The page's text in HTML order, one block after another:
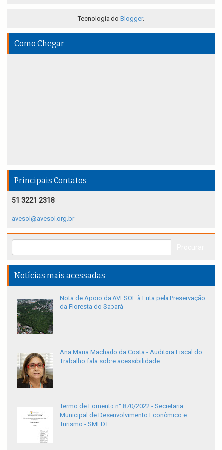
Tecnologia do Blogger.
Como Chegar
Principais Contatos
51 3221 2318
avesol@avesol.org.br
Notícias mais acessadas
Nota de Apoio da AVESOL à Luta pela Preservação
da Floresta do Sabará
Ana Maria Machado da Costa - Auditora Fiscal do
Trabalho fala sobre acessibilidade
Termo de Fomento n° 870/2022 - Secretaria
Municipal de Desenvolvimento Econômico e
Turismo - SMEDT.